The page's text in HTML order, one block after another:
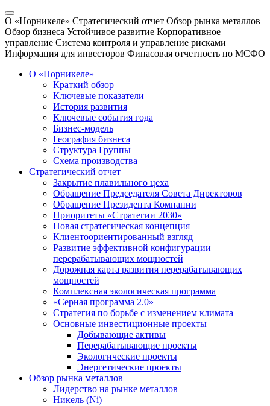
О «Норникеле» Стратегический отчет Обзор рынка металлов
Обзор бизнеса Устойчивое развитие Корпоративное
управление Система контроля и управление рисками
Информация для инвесторов Финасовая отчетность по МСФО
О «Норникеле»
Краткий обзор
Ключевые показатели
История развития
Ключевые события года
Бизнес-модель
География бизнеса
Структура Группы
Схема производства
Стратегический отчет
Закрытие плавильного цеха
Обращение Председателя Совета Директоров
Обращение Президента Компании
Приоритеты «Стратегии 2030»
Новая стратегическая концепция
Клиентоориентированный взгляд
Развитие эффективной конфигурации
перерабатывающих мощностей
Дорожная карта развития перерабатывающих
мощностей
Комплексная экологическая программа
«Серная программа 2.0»
Стратегия по борьбе с изменением климата
Основные инвестиционные проекты
Добывающие активы
Перерабатывающие проекты
Экологические проекты
Энергетические проекты
Обзор рынка металлов
Лидерство на рынке металлов
Никель (Ni)